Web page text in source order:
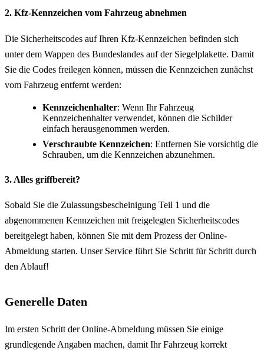
2. Kfz-Kennzeichen vom Fahrzeug abnehmen
Die Sicherheitscodes auf Ihren Kfz-Kennzeichen befinden sich
unter dem Wappen des Bundeslandes auf der Siegelplakette. Damit
Sie die Codes freilegen können, müssen die Kennzeichen zunächst
vom Fahrzeug entfernt werden:
Kennzeichenhalter: Wenn Ihr Fahrzeug
Kennzeichenhalter verwendet, können die Schilder
einfach herausgenommen werden.
Verschraubte Kennzeichen: Entfernen Sie vorsichtig die
Schrauben, um die Kennzeichen abzunehmen.
3. Alles griffbereit?
Sobald Sie die Zulassungsbescheinigung Teil 1 und die
abgenommenen Kennzeichen mit freigelegten Sicherheitscodes
bereitgelegt haben, können Sie mit dem Prozess der Online-
Abmeldung starten. Unser Service führt Sie Schritt für Schritt durch
den Ablauf!
Generelle Daten
Im ersten Schritt der Online-Abmeldung müssen Sie einige
grundlegende Angaben machen, damit Ihr Fahrzeug korrekt